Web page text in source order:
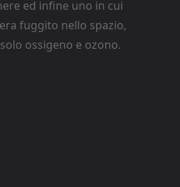
ed infine uno in cui
fuggito nello spazio,
ossigeno e ozono.